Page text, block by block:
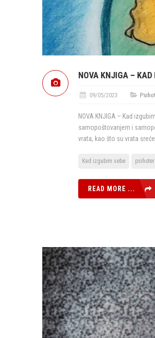
NOVA KNJIGA – KAD
09/05/2023
NOVA KNJIGA – Kad
samopoštovanjem i
vrata, kao što su vrata
Kad izgubim sebe
READ MORE ...